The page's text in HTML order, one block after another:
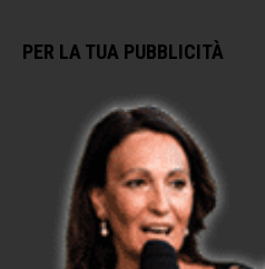
PER LA TUA PUBBLICITÀ